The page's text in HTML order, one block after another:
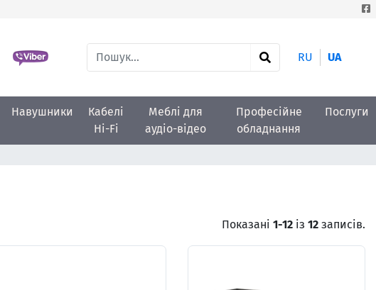
RU UA
Навушники
Кабелі
Hi-Fi
Меблі для
аудіо-відео
Професійне
обладнання
Послуги
Показані 1-12 із 12 записів.